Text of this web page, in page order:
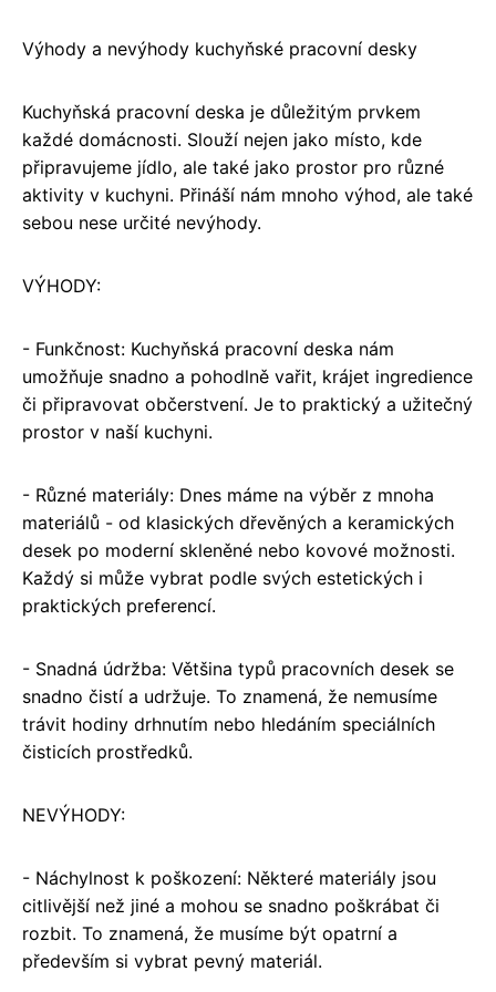
Výhody a nevýhody kuchyňské pracovní desky
Kuchyňská pracovní deska je důležitým prvkem
každé domácnosti. Slouží nejen jako místo, kde
připravujeme jídlo, ale také jako prostor pro různé
aktivity v kuchyni. Přináší nám mnoho výhod, ale také
sebou nese určité nevýhody.
VÝHODY:
- Funkčnost: Kuchyňská pracovní deska nám
umožňuje snadno a pohodlně vařit, krájet ingredience
či připravovat občerstvení. Je to praktický a užitečný
prostor v naší kuchyni.
- Různé materiály: Dnes máme na výběr z mnoha
materiálů - od klasických dřevěných a keramických
desek po moderní skleněné nebo kovové možnosti.
Každý si může vybrat podle svých estetických i
praktických preferencí.
- Snadná údržba: Většina typů pracovních desek se
snadno čistí a udržuje. To znamená, že nemusíme
trávit hodiny drhnutím nebo hledáním speciálních
čisticích prostředků.
NEVÝHODY:
- Náchylnost k poškození: Některé materiály jsou
citlivější než jiné a mohou se snadno poškrábat či
rozbit. To znamená, že musíme být opatrní a
především si vybrat pevný materiál.